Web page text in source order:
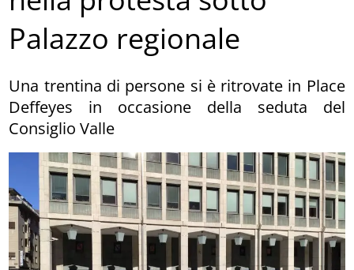
Palazzo regionale
Una trentina di persone si è ritrovate in Place
Deffeyes in occasione della seduta del
Consiglio Valle